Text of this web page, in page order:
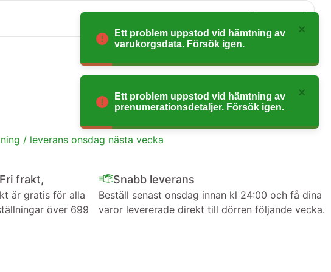
0
/ leverans onsdag nästa vecka
Fri frakt,
är gratis för alla
över 699
Snabb leverans
Beställ senast onsdag innan kl 24:00 och få dina
varor levererade direkt till dörren följande vecka.
Ett problem uppstod vid hämtning av
varukorgsdata. Försök igen.
Ett problem uppstod vid hämtning av
prenumerationsdetaljer. Försök igen.